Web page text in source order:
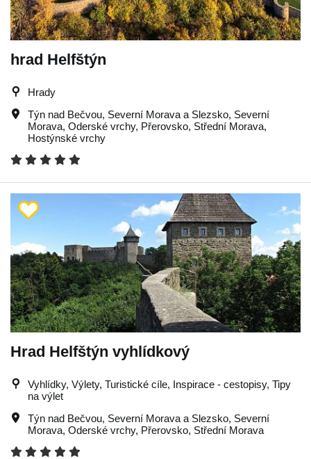
hrad Helfštýn
Hrady
Týn nad Bečvou, Severní Morava a Slezsko, Severní
Morava, Oderské vrchy, Přerovsko, Střední Morava,
Hostýnské vrchy
Hrad Helfštýn vyhlídkový
Vyhlídky, Výlety, Turistické cíle, Inspirace - cestopisy, Tipy
na výlet
Týn nad Bečvou, Severní Morava a Slezsko, Severní
Morava, Oderské vrchy, Přerovsko, Střední Morava